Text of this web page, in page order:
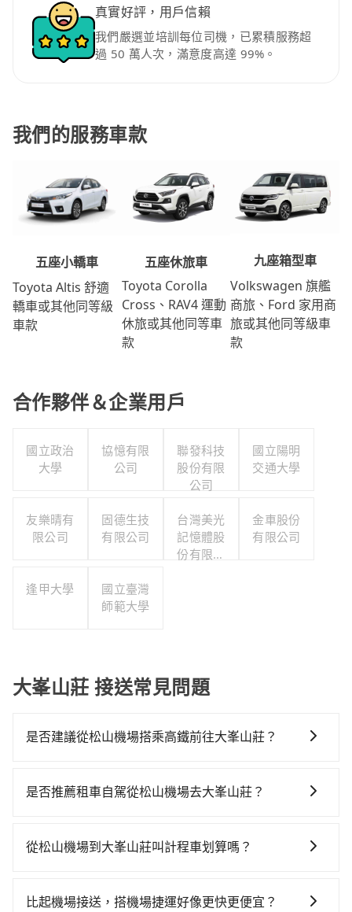
真實好評，用戶信賴
我們嚴選並培訓每位司機，已累積服務超
過 50 萬人次，滿意度高達 99%。
我們的服務車款
五座小轎車
Toyota Altis 舒適
轎車或其他同等級
車款
五座休旅車
Toyota Corolla
Cross、RAV4 運動
休旅或其他同等車
款
九座箱型車
Volkswagen 旗艦
商旅、Ford 家用商
旅或其他同等級車
款
合作夥伴＆企業用戶
國立政治
大學
協憶有限
公司
聯發科技
股份有限
公司
國立陽明
交通大學
友樂晴有
限公司
固德生技
有限公司
台灣美光
記憶體股
份有限公
金車股份
有限公司
逢甲大學
國立臺灣
師範大學
大峯山莊 接送常見問題
是否建議從松山機場搭乘高鐵前往大峯山莊？
時！從最早06:26一直到22:16，台北-嘉義一天最多有59
約17分鐘。抵達高鐵站後，步行進站、現場購票並於月
元，再用5分鐘出站、等待車站前排班的計程車，搭上小
是否推薦租車自駕從松山機場去大峯山莊？
在車上休息，那在松山機場所在的台北市松山區有約40
Altis、Nissan Tiida，一天租金約$1,500，九人座如
從松山機場到大峯山莊叫計程車划算嗎？
灣大車隊、Uber、Line Taxi、Yoxi等，如果在路邊攔不
比起機場接送，搭機場捷運好像更快更便宜？